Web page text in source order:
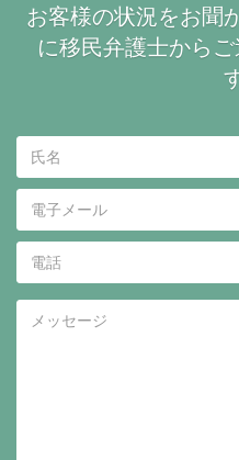
お客様の状況をお聞
に移民弁護士から